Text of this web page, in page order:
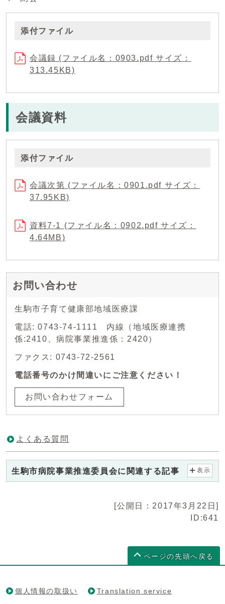
添付ファイル
会議録 (ファイル名：0903.pdf サイズ：
313.45KB)
会議資料
添付ファイル
会議次第 (ファイル名：0901.pdf サイズ：
37.95KB)
資料7-1 (ファイル名：0902.pdf サイズ：
4.64MB)
お問い合わせ
生駒市子育て健康部地域医療課
電話: 0743-74-1111 内線（地域医療連携
係:2410、病院事業推進係：2420）
ファクス: 0743-72-2561
電話番号のかけ間違いにご注意ください！
お問い合わせフォーム
よくある質問
生駒市病院事業推進委員会に関連する記事 表示
[公開日：2017年3月22日]
ID:641
ページの先頭へ戻る
個人情報の取扱い Translation service